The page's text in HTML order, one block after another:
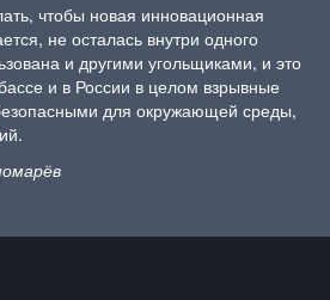
чтобы новая инновационная
не осталась внутри одного
и другими угольщиками, и это
и в России в целом взрывные
для окружающей среды,